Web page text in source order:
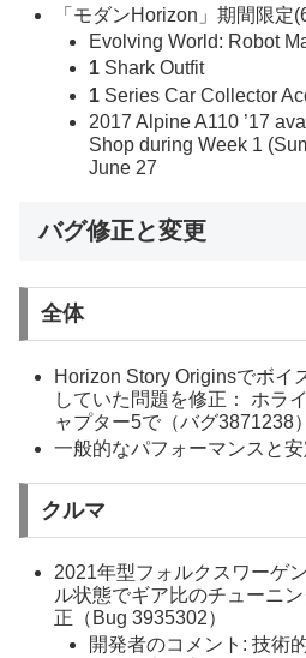
「モダンHorizon」期間限定
Evolving World: Robot
1 Shark Outfit
1 Series Car Collector
2017 Alpine A110 ’17
Shop during Week 1
June 27
バグ修正と変更
全体
Horizon Story Originsでボイ
していた問題を修正： ホラ
ャプター5で（バグ3871238）
一般的なパフォーマンスと
クルマ
2021年型フォルクスワーゲ
ル状態でギア比のチューニ
正（Bug 3935302）
開発者のコメント: 技術